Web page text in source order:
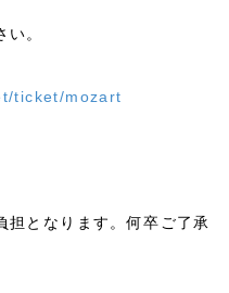
い。
ticket/mozart
となります。何卒ご了承